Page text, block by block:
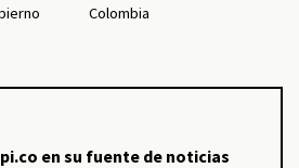
Colombia
en su fuente de noticias